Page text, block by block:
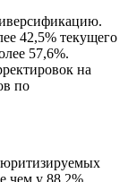
42,5% текущего
57,6%.
на
по